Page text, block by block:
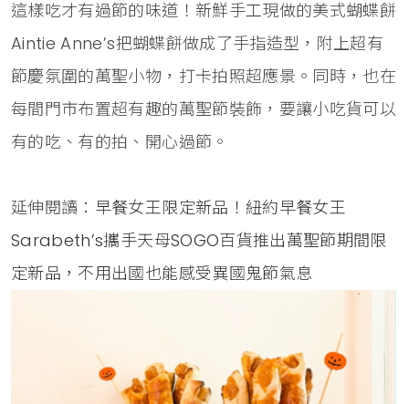
這樣吃才有過節的味道！新鮮手工現做的美式蝴蝶餅
Aintie Anne’s把蝴蝶餅做成了手指造型，附上超有
節慶氛圍的萬聖小物，打卡拍照超應景。同時，也在
每間門市布置超有趣的萬聖節裝飾，要讓小吃貨可以
有的吃、有的拍、開心過節。
延伸閱讀： 早餐女王限定新品！紐約早餐女王
Sarabeth’s攜手天母SOGO百貨推出萬聖節期間限
定新品，不用出國也能感受異國鬼節氣息